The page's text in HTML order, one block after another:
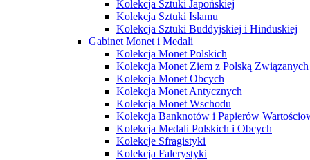
Kolekcja Sztuki Japońskiej
Kolekcja Sztuki Islamu
Kolekcja Sztuki Buddyjskiej i Hinduskiej
Gabinet Monet i Medali
Kolekcja Monet Polskich
Kolekcja Monet Ziem z Polską Związanych
Kolekcja Monet Obcych
Kolekcja Monet Antycznych
Kolekcja Monet Wschodu
Kolekcja Banknotów i Papierów
Kolekcja Medali Polskich i Obcych
Kolekcje Sfragistyki
Kolekcja Falerystyki